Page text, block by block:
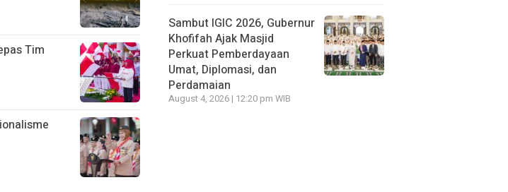
Tim
Sambut IGIC 2026, Gubernur
Khofifah Ajak Masjid
Perkuat Pemberdayaan
Umat, Diplomasi, dan
Perdamaian
August 4, 2026 | 12:20 pm WIB